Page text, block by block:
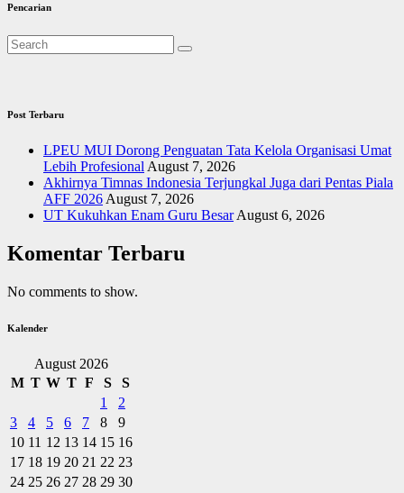
Pencarian
Post Terbaru
LPEU MUI Dorong Penguatan Tata Kelola Organisasi Umat
Lebih Profesional August 7, 2026
Akhirnya Timnas Indonesia Terjungkal Juga dari Pentas Piala
AFF 2026 August 7, 2026
UT Kukuhkan Enam Guru Besar August 6, 2026
Komentar Terbaru
No comments to show.
Kalender
August 2026
M T W T F S
S
1
2
3
4 5 6 7 8
9
10 11 12 13 14 15 16
17 18 19 20 21 22 23
24 25 26 27 28 29 30